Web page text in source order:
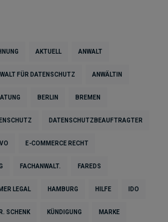
AKTUELL ANWALT
FÜR DATENSCHUTZ ANWÄLTIN
BERLIN BREMEN
DATENSCHUTZBEAUFTRAGTER
E-COMMERCE RECHT
FACHANWALT. FAREDS
LEGAL HAMBURG HILFE IDO
SCHENK KÜNDIGUNG MARKE